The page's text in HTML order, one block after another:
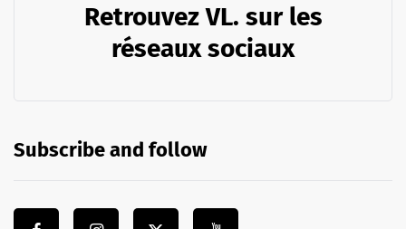
Retrouvez VL. sur les
réseaux sociaux
Subscribe and follow